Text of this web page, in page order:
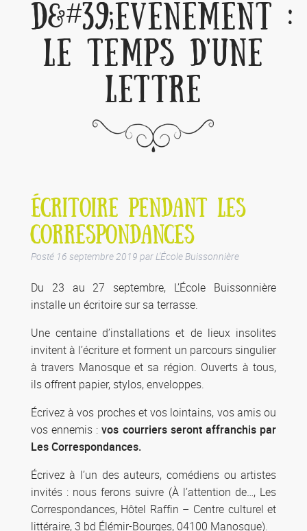
D&#39;ÉVÈNEMENT :
LE TEMPS D'UNE
LETTRE
ÉCRITOIRE PENDANT LES
CORRESPONDANCES
Posté 16 septembre 2019 par L'École Buissonnière
Du 23 au 27 septembre, L’École Buissonnière
installe un écritoire sur sa terrasse.
Une centaine d’installations et de lieux insolites
invitent à l’écriture et forment un parcours singulier
à travers Manosque et sa région. Ouverts à tous,
ils offrent papier, stylos, enveloppes.
Écrivez à vos proches et vos lointains, vos amis ou
vos ennemis :vos courriers seront affranchis par
Les Correspondances.
Écrivez à l’un des auteurs, comédiens ou artistes
invités : nous ferons suivre (À l’attention de…, Les
Correspondances, Hôtel Raffin – Centre culturel et
littéraire, 3 bd Élémir-Bourges, 04100 Manosque).